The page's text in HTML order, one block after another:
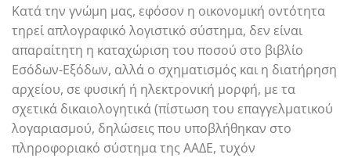
Κατά την γνώμη μας, εφόσον η οικονομική οντότητα
τηρεί απλογραφικό λογιστικό σύστημα, δεν είναι
απαραίτητη η καταχώριση του ποσού στο βιβλίο
Εσόδων-Εξόδων, αλλά ο σχηματισμός και η διατήρηση
αρχείου, σε φυσική ή ηλεκτρονική μορφή, με τα
σχετικά δικαιολογητικά (πίστωση του επαγγελματικού
λογαριασμού, δηλώσεις που υποβλήθηκαν στο
πληροφοριακό σύστημα της ΑΑΔΕ, τυχόν